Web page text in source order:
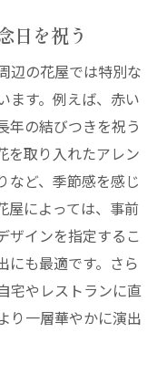
日を祝う
辺の花屋では特別な
ます。例えば、赤い
年の結びつきを祝う
を取り入れたアレン
など、季節感を感じ
屋によっては、事前
ザインを指定するこ
にも最適です。さら
宅やレストランに直
り一層華やかに演出